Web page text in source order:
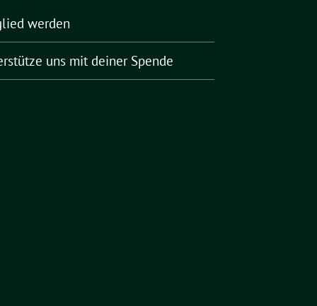
werden
uns mit deiner Spende